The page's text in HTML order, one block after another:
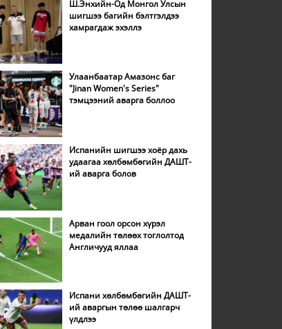
Ш.Энхийн-Од Монгол Улсын
шигшээ багийн бэлтгэлдээ
хамрагдаж эхэллэ
Улаанбаатар Амазонс баг
"Jinan Women's Series"
тэмцээний аварга боллоо
Испанийн шигшээ хоёр дахь
удаагаа хөлбөмбөгийн ДАШТ-
ий аварга болов
Арван гоол орсон хүрэл
медалийн төлөөх тоглолтод
Англичууд яллаа
Испани хөлбөмбөгийн ДАШТ-
ий аваргын төлөө шалгарч
үлдлээ